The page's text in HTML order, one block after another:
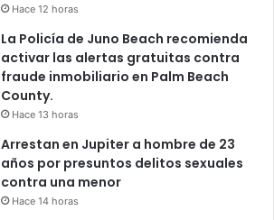
Hace 12 horas
La Policía de Juno Beach recomienda
activar las alertas gratuitas contra
fraude inmobiliario en Palm Beach
County.
Hace 13 horas
Arrestan en Jupiter a hombre de 23
años por presuntos delitos sexuales
contra una menor
Hace 14 horas